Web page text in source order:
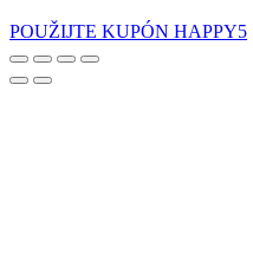
POUŽIJTE KUPÓN HAPPY5